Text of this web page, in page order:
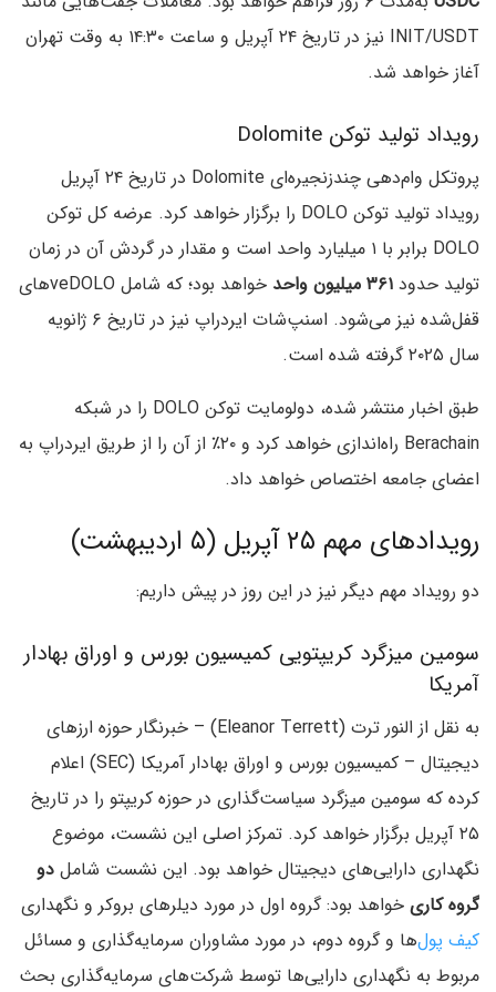
INIT/USDT نیز در تاریخ ۲۴ آپریل و ساعت ۱۴:۳۰ به وقت تهران
آغاز خواهد شد.
رویداد تولید توکن Dolomite
پروتکل وام‌دهی چندزنجیره‌ای Dolomite در تاریخ ۲۴ آپریل
رویداد تولید توکن DOLO را برگزار خواهد کرد. عرضه کل توکن
DOLO برابر با ۱ میلیارد واحد است و مقدار در گردش آن در زمان
تولید حدود
خواهد بود؛ که شامل veDOLOهای
قفل‌شده نیز می‌شود. اسنپ‌شات ایردراپ نیز در تاریخ ۶ ژانویه
سال ۲۰۲۵ گرفته شده است.
طبق اخبار منتشر شده، دولومایت توکن DOLO را در شبکه
Berachain راه‌اندازی خواهد کرد و ۲۰٪ از آن را از طریق ایردراپ به
اعضای جامعه اختصاص خواهد داد.
رویدادهای مهم ۲۵ آپریل (۵ اردیبهشت)
دو رویداد مهم دیگر نیز در این روز در پیش داریم:
سومین میزگرد کریپتویی کمیسیون بورس و اوراق بهادار
آمریکا
به نقل از النور ترت (Eleanor Terrett) – خبرنگار حوزه ارزهای
دیجیتال – کمیسیون بورس و اوراق بهادار آمریکا (SEC) اعلام
کرده که سومین میزگرد سیاست‌گذاری در حوزه کریپتو را در تاریخ
۲۵ آپریل برگزار خواهد کرد. تمرکز اصلی این نشست، موضوع
نگهداری دارایی‌های دیجیتال خواهد بود. این نشست شامل دو
گروه کاری خواهد بود: گروه اول در مورد دیلرهای بروکر و نگهداری
کیف پول‌ها و گروه دوم، در مورد مشاوران سرمایه‌گذاری و مسائل
مربوط به نگهداری دارایی‌ها توسط شرکت‌های سرمایه‌گذاری بحث